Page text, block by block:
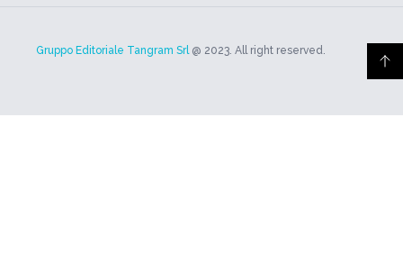
Gruppo Editoriale Tangram Srl @ 2023. All right reserved.